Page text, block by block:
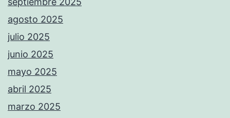
agosto 2025
julio 2025
junio 2025
mayo 2025
abril 2025
marzo 2025